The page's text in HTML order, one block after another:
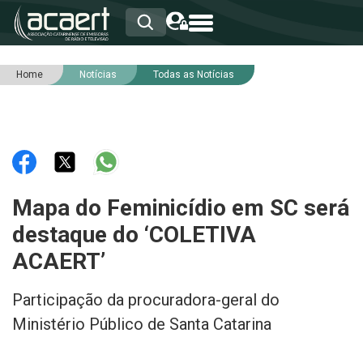
HOME
RNA
NOTÍCIAS
INTEGRIDADE
Home Notícias Todas as Notícias
Mapa do Feminicídio em SC será
destaque do ‘COLETIVA
ACAERT’
Participação da procuradora-geral do
Ministério Público de Santa Catarina